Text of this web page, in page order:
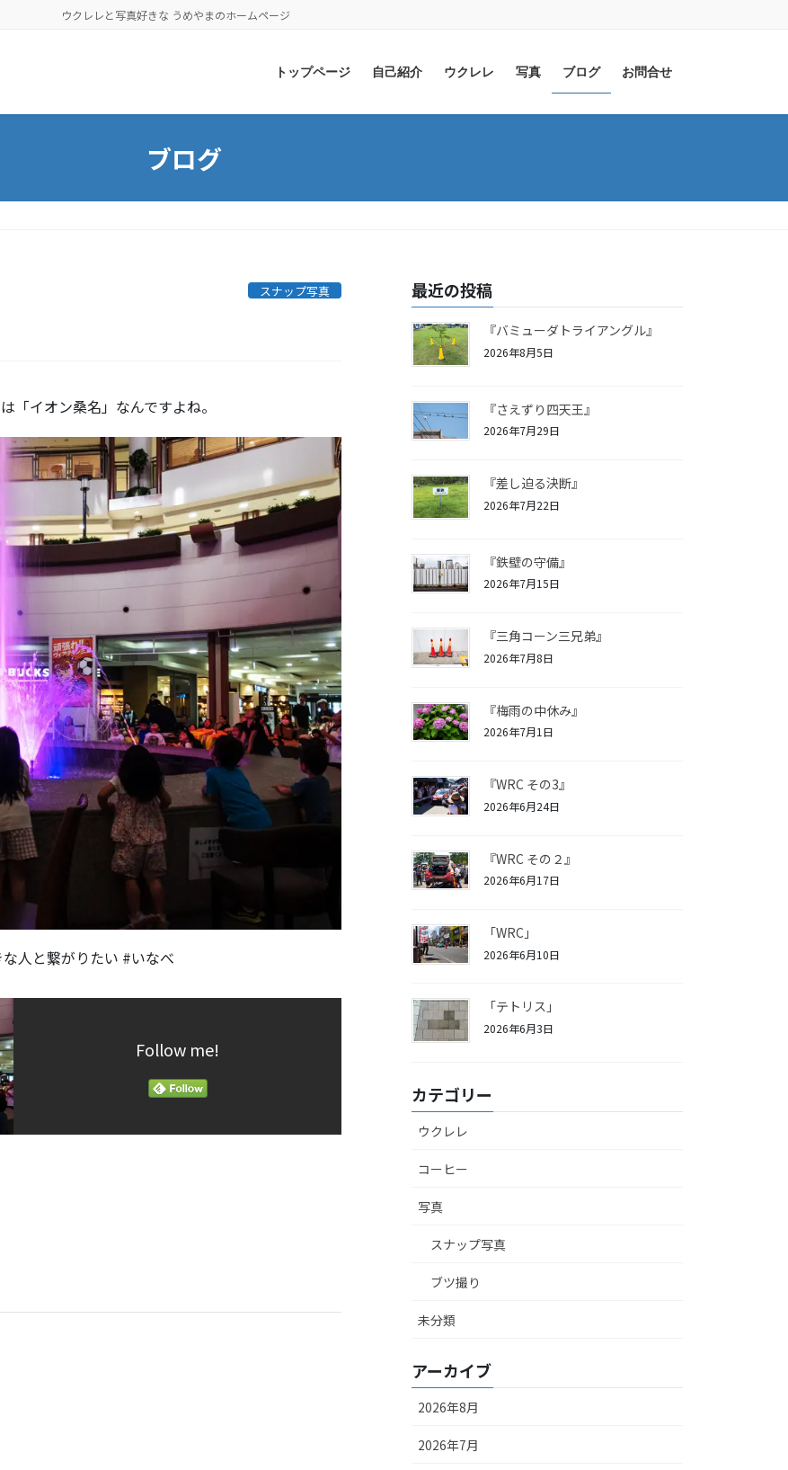
ウクレレと写真好きな うめやまのホームページ
トップページ 自己紹介 ウクレレ 写真 ブログ お問合せ
ブログ
スナップ写真
「イオン桑名」なんですよね。
人と繋がりたい #いなべ
Follow me!
最近の投稿
『バミューダトライアングル』
2026年8月5日
『さえずり四天王』
2026年7月29日
『差し迫る決断』
2026年7月22日
『鉄壁の守備』
2026年7月15日
『三角コーン三兄弟』
2026年7月8日
『梅雨の中休み』
2026年7月1日
『WRC その3』
2026年6月24日
『WRC その２』
2026年6月17日
「WRC」
2026年6月10日
「テトリス」
2026年6月3日
カテゴリー
ウクレレ
コーヒー
写真
スナップ写真
ブツ撮り
未分類
アーカイブ
2026年8月
2026年7月